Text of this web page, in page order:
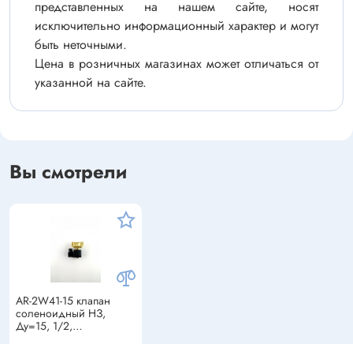
представленных на нашем сайте, носят
исключительно информационный характер и могут
быть неточными.
Цена в розничных магазинах может отличаться от
указанной на сайте.
Вы смотрели
AR-2W41-15 клапан
соленоидный НЗ,
Ду=15, 1/2,